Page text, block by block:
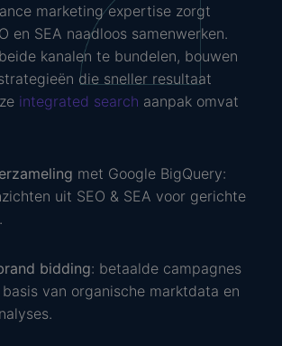
marketing expertise zorgt
en SEA naadloos samenwerken.
kanalen te bundelen, bouwen
die sneller resultaat
integrated search aanpak omvat
met Google BigQuery:
uit SEO & SEA voor gerichte
bidding: betaalde campagnes
van organische marktdata en